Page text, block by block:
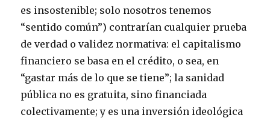
es insostenible; solo nosotros tenemos
“sentido común”) contrarían cualquier prueba
de verdad o validez normativa: el capitalismo
financiero se basa en el crédito, o sea, en
“gastar más de lo que se tiene”; la sanidad
pública no es gratuita, sino financiada
colectivamente; y es una inversión ideológica